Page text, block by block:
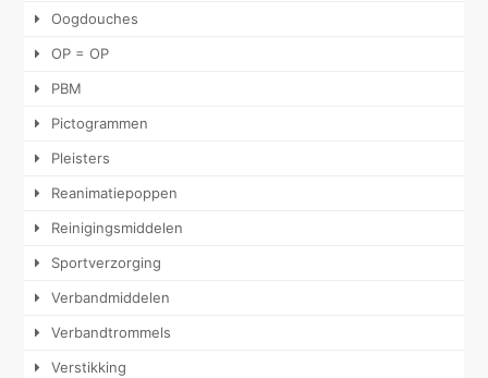
Oogdouches
OP = OP
PBM
Pictogrammen
Pleisters
Reanimatiepoppen
Reinigingsmiddelen
Sportverzorging
Verbandmiddelen
Verbandtrommels
Verstikking